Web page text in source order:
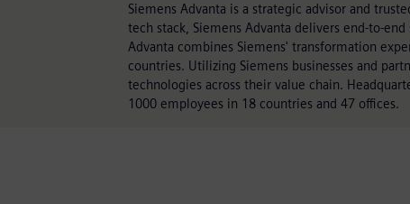
Siemens Advanta is a strategic advisor and
tech stack, Siemens Advanta delivers end-to-
Advanta combines Siemens' transformation
countries. Utilizing Siemens businesses and
technologies across their value chain.
1000 employees in 18 countries and 47 offices.